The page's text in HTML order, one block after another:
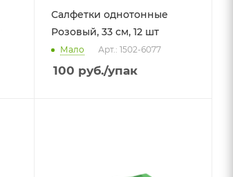
Салфетки однотонные
Розовый, 33 см, 12 шт
Мало Арт.: 1502-6077
100 руб./упак